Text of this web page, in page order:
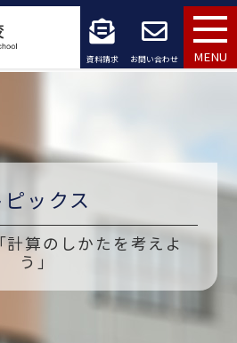
資料請求 お問い合わせ MENU
ピックス
算のしかたを考えよ
う」